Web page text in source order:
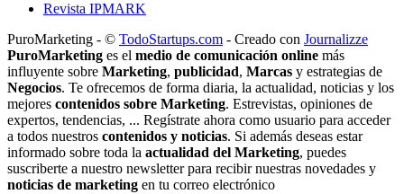
Revista IPMARK
PuroMarketing - © TodoStartups.com - Creado con Journalizze
PuroMarketing es el medio de comunicación online más
influyente sobre Marketing, publicidad, Marcas y estrategias de
Negocios. Te ofrecemos de forma diaria, la actualidad, noticias y los
mejores contenidos sobre Marketing. Estrevistas, opiniones de
expertos, tendencias, ... Regístrate ahora como usuario para acceder
a todos nuestros contenidos y noticias. Si además deseas estar
informado sobre toda la actualidad del Marketing, puedes
suscriberte a nuestro newsletter para recibir nuestras novedades y
noticias de marketing en tu correo electrónico